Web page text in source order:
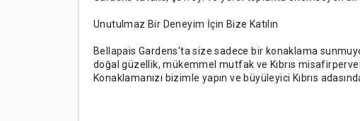
Unutulmaz Bir Deneyim İçin Bize Katılın
Bellapais Gardens'ta size sadece bir konaklama
doğal güzellik, mükemmel mutfak ve Kıbrıs
Konaklamanızı bizimle yapın ve büyüleyici Kıbrıs